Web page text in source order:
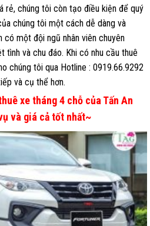
rẻ, chúng tôi còn tạo điều kiện để quý
chúng tôi một cách dễ dàng và
có một đội ngũ nhân viên chuyên
tình và chu đáo. Khi có nhu cầu thuê
chúng tôi qua Hotline : 0919.66.9292
và cụ thể hơn.
xe tháng 4 chỗ của Tấn An
và giá cả tốt nhất~